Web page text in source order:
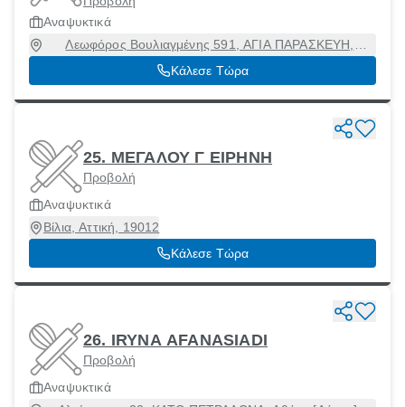
Αναψυκτικά
Λεωφόρος Βουλιαγμένης 591, ΑΓΙΑ ΠΑΡΑΣΚΕΥΗ,
Αργυρούπολη, Αττική, 16452
Κάλεσε Τώρα
25. ΜΕΓΑΛΟΥ Γ ΕΙΡΗΝΗ
Προβολή
Αναψυκτικά
Βίλια, Αττική, 19012
Κάλεσε Τώρα
26. IRYNA AFANASIADI
Προβολή
Αναψυκτικά